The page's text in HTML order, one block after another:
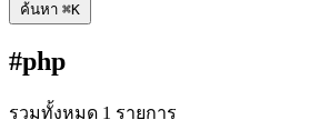
ค้นหา ⌘K
#php
รวมทั้งหมด 1 รายการ